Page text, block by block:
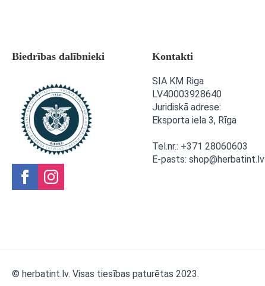
Biedrības dalībnieki Kontakti
SIA KM Riga
LV40003928640
Juridiskā adrese:
Eksporta iela 3, Rīga
Tel.nr.: +371 28060603
E-pasts: shop@herbatint.lv
© herbatint.lv. Visas tiesības paturētas 2023.